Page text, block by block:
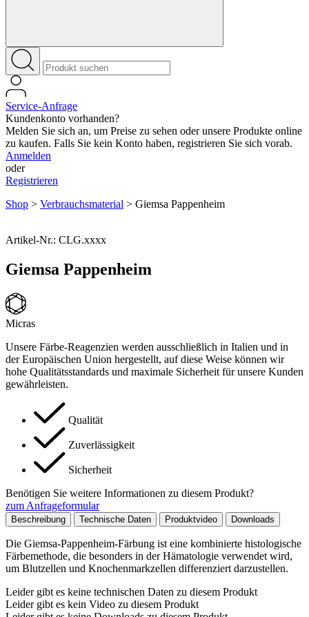
Service-Anfrage
Kundenkonto vorhanden?
Melden Sie sich an, um Preise zu sehen oder unsere Produkte online
zu kaufen. Falls Sie kein Konto haben, registrieren Sie sich vorab.
Anmelden
oder
Registrieren
Shop > Verbrauchsmaterial > Giemsa Pappenheim
Artikel-Nr.: CLG.xxxx
Giemsa Pappenheim
Micras
Unsere Färbe-Reagenzien werden ausschließlich in Italien und in
der Europäischen Union hergestellt, auf diese Weise können wir
hohe Qualitätsstandards und maximale Sicherheit für unsere Kunden
gewährleisten.
Qualität
Zuverlässigkeit
Sicherheit
Benötigen Sie weitere Informationen zu diesem Produkt?
zum Anfrageformular
Beschreibung Technische Daten Produktvideo Downloads
Die Giemsa-Pappenheim-Färbung ist eine kombinierte histologische
Färbemethode, die besonders in der Hämatologie verwendet wird,
um Blutzellen und Knochenmarkzellen differenziert darzustellen.
Leider gibt es keine technischen Daten zu diesem Produkt
Leider gibt es kein Video zu diesem Produkt